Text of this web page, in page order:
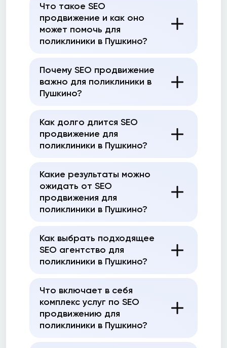
Что такое SEO
продвижение и как оно
может помочь для
поликлиники в Пушкино?
Почему SEO продвижение
важно для поликлиники в
Пушкино?
Как долго длится SEO
продвижение для
поликлиники в Пушкино?
Какие результаты можно
ожидать от SEO
продвижения для
поликлиники в Пушкино?
Как выбрать подходящее
SEO агентство для
поликлиники в Пушкино?
Что включает в себя
комплекс услуг по SEO
продвижению для
поликлиники в Пушкино?